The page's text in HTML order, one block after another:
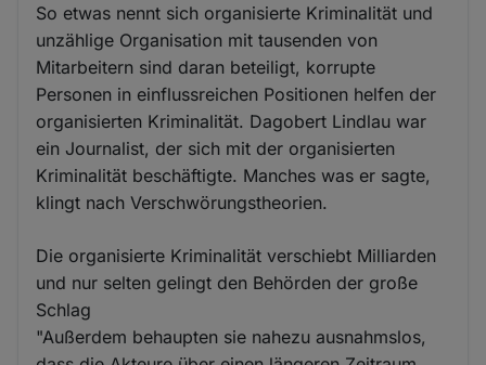
So etwas nennt sich organisierte Kriminalität und
unzählige Organisation mit tausenden von
Mitarbeitern sind daran beteiligt, korrupte
Personen in einflussreichen Positionen helfen der
organisierten Kriminalität. Dagobert Lindlau war
ein Journalist, der sich mit der organisierten
Kriminalität beschäftigte. Manches was er sagte,
klingt nach Verschwörungstheorien.
Die organisierte Kriminalität verschiebt Milliarden
und nur selten gelingt den Behörden der große
Schlag
"Außerdem behaupten sie nahezu ausnahmslos,